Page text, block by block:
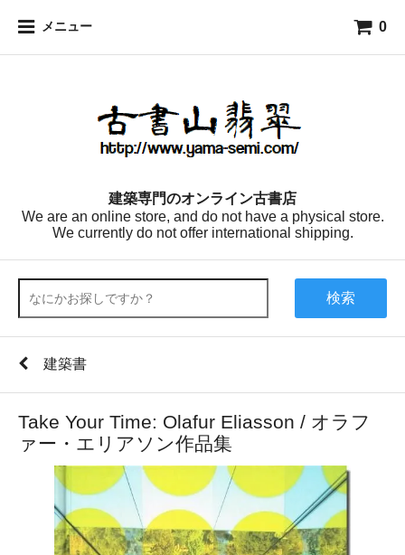
メニュー 0
建築専門のオンライン古書店
We are an online store, and do not have a physical store.
We currently do not offer international shipping.
検索
建築書
Take Your Time: Olafur Eliasson / オラフ
ァー・エリアソン作品集